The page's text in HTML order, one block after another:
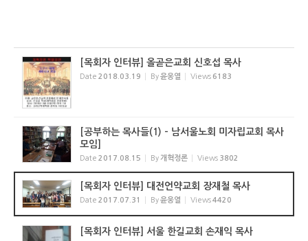
[목회자 인터뷰] 올곧은교회 신호섭 목사
Date 2018.03.19 By윤웅열 Views 6183
[공부하는 목사들(1) – 남서울노회 미자립교회 목사
모임]
Date 2017.08.15 By 개혁정론 Views 3802
[목회자 인터뷰] 대전언약교회 장재철 목사
Date 2017.07.31 By윤웅열 Views4420
[목회자 인터뷰] 서울 한길교회 손재익 목사